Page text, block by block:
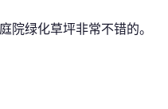
院绿化草坪非常不错的。